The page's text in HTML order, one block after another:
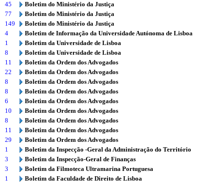
45
Boletim do Ministério da Justiça
77
Boletim do Ministério da Justiça
149
Boletim do Ministério da Justiça
4
Boletim de Informação da Universidade Autónoma de Lisboa
1
Boletim da Universidade de Lisboa
8
Boletim da Universidade de Lisboa
11
Boletim da Ordem dos Advogados
22
Boletim da Ordem dos Advogados
8
Boletim da Ordem dos Advogados
8
Boletim da Ordem dos Advogados
6
Boletim da Ordem dos Advogados
10
Boletim da Ordem dos Advogados
8
Boletim da Ordem dos Advogados
11
Boletim da Ordem dos Advogados
29
Boletim da Ordem dos Advogados
1
Boletim da Inspecção -Geral da Administração do Território
3
Boletim da Inspecção-Geral de Finanças
3
Boletim da Filmoteca Ultramarina Portuguesa
1
Boletim da Faculdade de Direito de Lisboa